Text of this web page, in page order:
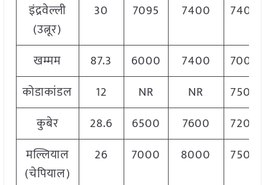
इंद्रवेल्ली
(उत्नूर)
30 7095 7400 7400
खम्मम 87.3 6000 7400
7000
कोडाकांडल
12 NR NR
7500
कुबेर
28.6 6500 7600
7200
मल्लियाल
(चेपियाल)
26 7000 8000 7500